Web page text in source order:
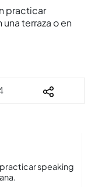
practicar
terraza o en
speaking